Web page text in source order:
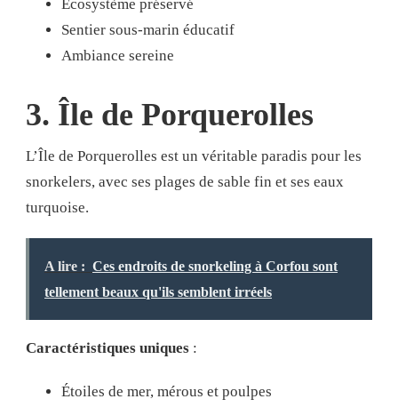
Écosystème préservé
Sentier sous-marin éducatif
Ambiance sereine
3. Île de Porquerolles
L’Île de Porquerolles est un véritable paradis pour les
snorkelers, avec ses plages de sable fin et ses eaux
turquoise.
A lire : Ces endroits de snorkeling à Corfou sont
tellement beaux qu'ils semblent irréels
Caractéristiques uniques :
Étoiles de mer, mérous et poulpes